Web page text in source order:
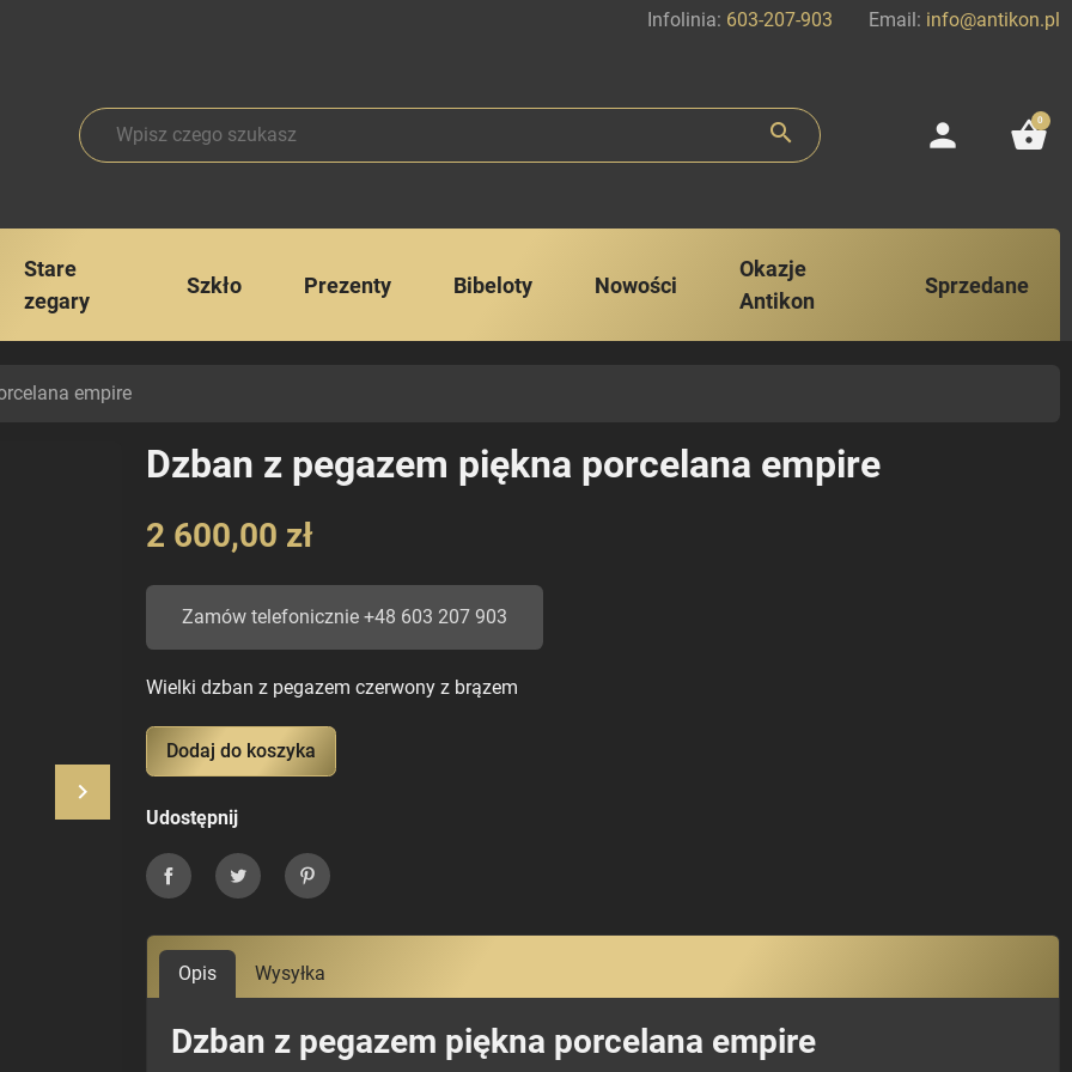
Infolinia: 603-207-903 Email: info@antikon.pl
search person shopping_basket
0
Stare
zegary
Szkło Prezenty Bibeloty Nowości
Okazje
Antikon
Sprzedane
empire
Następny
keyboard_arrow_right
Dzban z pegazem piękna porcelana empire
2 600,00 zł
Zamów telefonicznie +48 603 207 903
Wielki dzban z pegazem czerwony z brązem
Dodaj do koszyka
Udostępnij
UdostępnijTweetujPinterest
Opis Wysyłka
Dzban z pegazem piękna porcelana empire